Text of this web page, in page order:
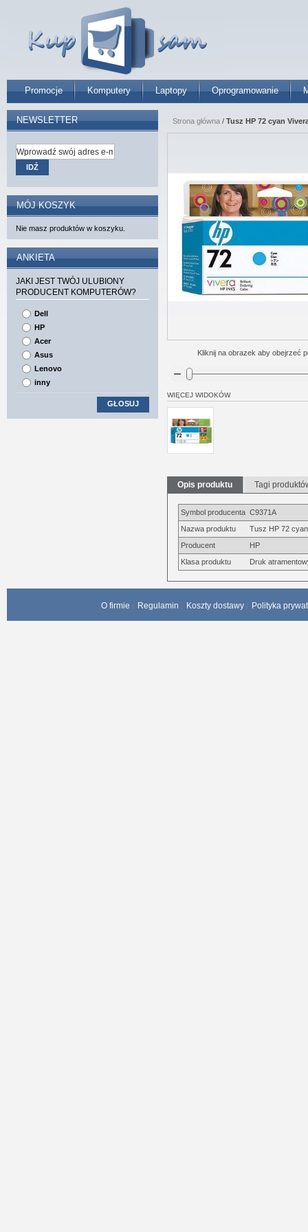
Promocje Komputery Laptopy Oprogramowanie
Strona główna / Tusz HP 72 cyan
Kliknij na obrazek aby obejrzeć
WIĘCEJ WIDOKÓW
Opis produktu Tagi
Symbol producenta C9371A
Nazwa produktu
Tusz HP 72
Producent
HP
Klasa produktu
Druk
NEWSLETTER
IDŹ
MÓJ KOSZYK
Nie masz produktów w koszyku.
ANKIETA
JAKI JEST TWÓJ ULUBIONY
PRODUCENT KOMPUTERÓW?
Dell
HP
Acer
Asus
Lenovo
inny
GŁOSUJ
O firmie Regulamin Koszty dostawy Polityka